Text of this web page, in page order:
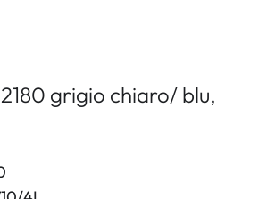
grigio chiaro/ blu,